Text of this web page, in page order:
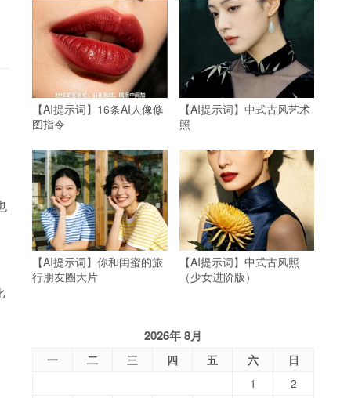
【AI提示词】16条AI人像修
图指令
【AI提示词】中式古风艺术
照
【AI提示词】你和闺蜜的旅
行朋友圈大片
【AI提示词】中式古风照
（少女进阶版）
2026年 8月
一 二 三 四 五 六
日
1
2